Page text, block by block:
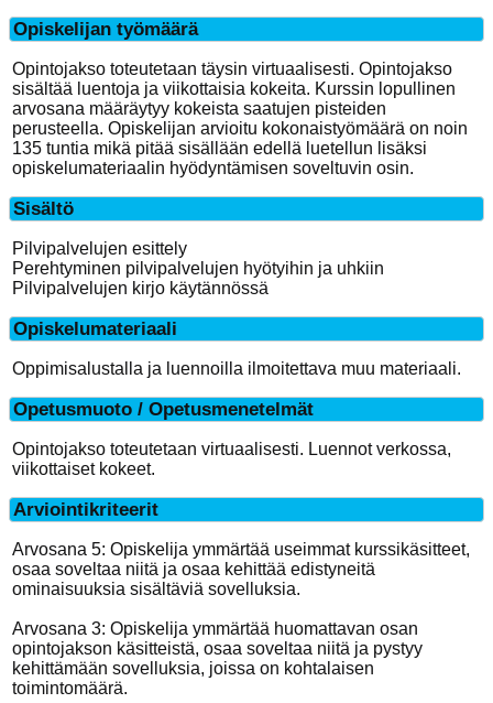
Opiskelijan työmäärä
Opintojakso toteutetaan täysin virtuaalisesti. Opintojakso
sisältää luentoja ja viikottaisia kokeita. Kurssin lopullinen
arvosana määräytyy kokeista saatujen pisteiden
perusteella. Opiskelijan arvioitu kokonaistyömäärä on noin
135 tuntia mikä pitää sisällään edellä luetellun lisäksi
opiskelumateriaalin hyödyntämisen soveltuvin osin.
Sisältö
Pilvipalvelujen esittely
Perehtyminen pilvipalvelujen hyötyihin ja uhkiin
Pilvipalvelujen kirjo käytännössä
Opiskelumateriaali
Oppimisalustalla ja luennoilla ilmoitettava muu materiaali.
Opetusmuoto / Opetusmenetelmät
Opintojakso toteutetaan virtuaalisesti. Luennot verkossa,
viikottaiset kokeet.
Arviointikriteerit
Arvosana 5: Opiskelija ymmärtää useimmat kurssikäsitteet,
osaa soveltaa niitä ja osaa kehittää edistyneitä
ominaisuuksia sisältäviä sovelluksia.
Arvosana 3: Opiskelija ymmärtää huomattavan osan
opintojakson käsitteistä, osaa soveltaa niitä ja pystyy
kehittämään sovelluksia, joissa on kohtalaisen
toimintomäärä.